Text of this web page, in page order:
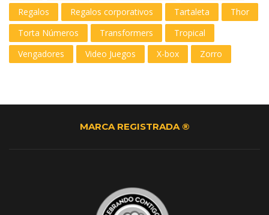
Regalos
Regalos corporativos Tartaleta
Thor
Torta Números
Transformers
Tropical
Vengadores
Video Juegos X-box Zorro
MARCA REGISTRADA ®